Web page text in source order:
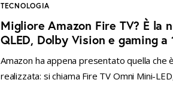
TECNOLOGIA
Migliore Amazon Fire TV? È la
QLED, Dolby Vision e gaming a
Amazon ha appena presentato quella che
realizzata: si chiama Fire TV Omni Mini-